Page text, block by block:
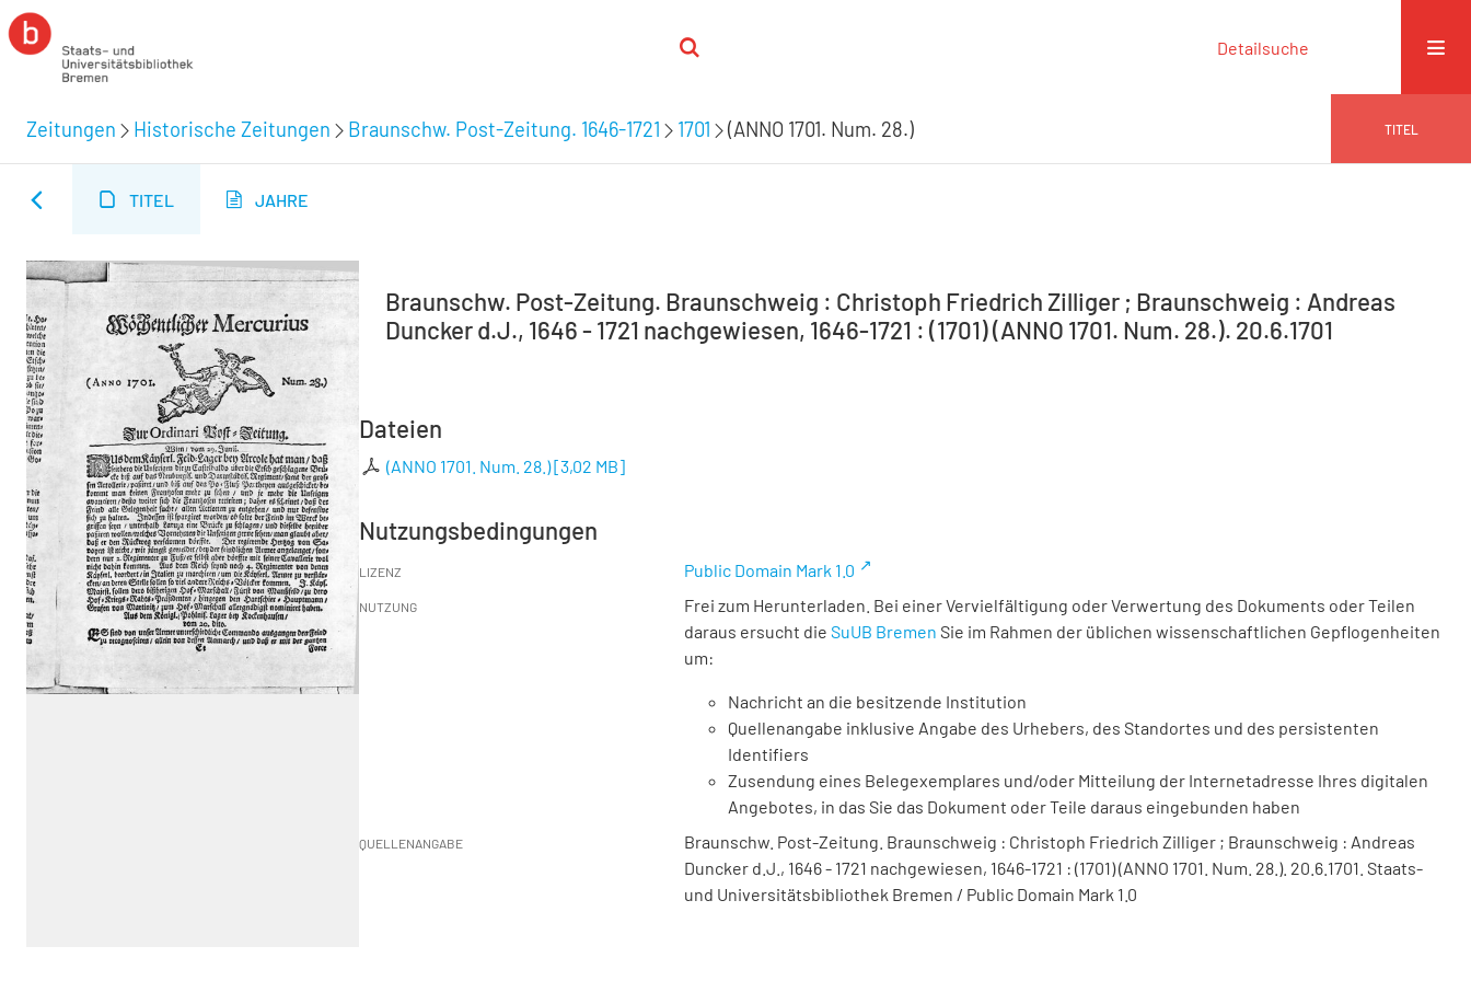
Detailsuche
Zeitungen Historische Zeitungen Braunschw. Post-Zeitung. 1646-1721 1701 (ANNO 1701. Num. 28.) TITEL
TITEL JAHRE
Braunschw. Post-Zeitung. Braunschweig : Christoph Friedrich Zilliger ; Braunschweig : Andreas
Duncker d.J., 1646 - 1721 nachgewiesen, 1646-1721 : (1701) (ANNO 1701. Num. 28.). 20.6.1701
Dateien
(ANNO 1701. Num. 28.)[3,02 MB]
Nutzungsbedingungen
LIZENZ Public Domain Mark 1.0
NUTZUNG
Frei zum Herunterladen. Bei einer Vervielfältigung oder Verwertung des Dokuments oder Teilen
daraus ersucht die SuUB Bremen Sie im Rahmen der üblichen wissenschaftlichen Gepflogenheiten
um:
Nachricht an die besitzende Institution
Quellenangabe inklusive Angabe des Urhebers, des Standortes und des persistenten
Identifiers
Zusendung eines Belegexemplares und/oder Mitteilung der Internetadresse Ihres digitalen
Angebotes, in das Sie das Dokument oder Teile daraus eingebunden haben
QUELLENANGABE
Braunschw. Post-Zeitung. Braunschweig : Christoph Friedrich Zilliger ; Braunschweig : Andreas
Duncker d.J., 1646 - 1721 nachgewiesen, 1646-1721 : (1701) (ANNO 1701. Num. 28.). 20.6.1701. Staats-
und Universitätsbibliothek Bremen / Public Domain Mark 1.0